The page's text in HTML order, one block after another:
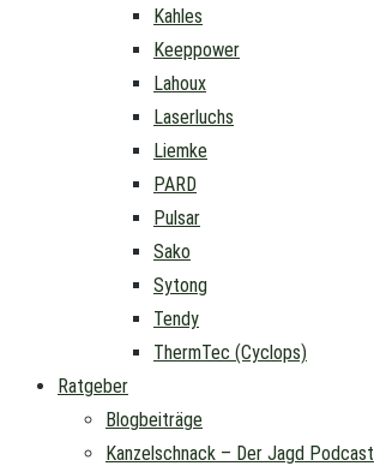
Kahles
Keeppower
Lahoux
Laserluchs
Liemke
PARD
Pulsar
Sako
Sytong
Tendy
ThermTec (Cyclops)
Ratgeber
Blogbeiträge
Kanzelschnack – Der Jagd Podcast